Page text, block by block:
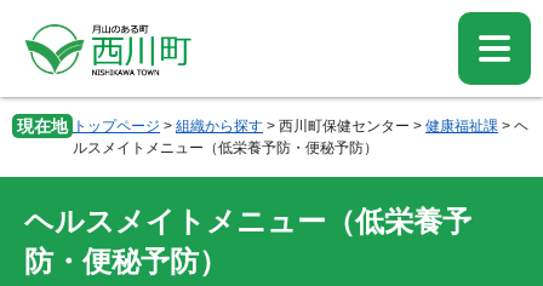
先
頭
を
飛
現在地 トップページ > 組織から探す > 西川町保健センター > 健康福祉課 > ヘ
ルスメイトメニュー（低栄養予防・便秘予防）
ヘルスメイトメニュー（低栄養予
防・便秘予防）